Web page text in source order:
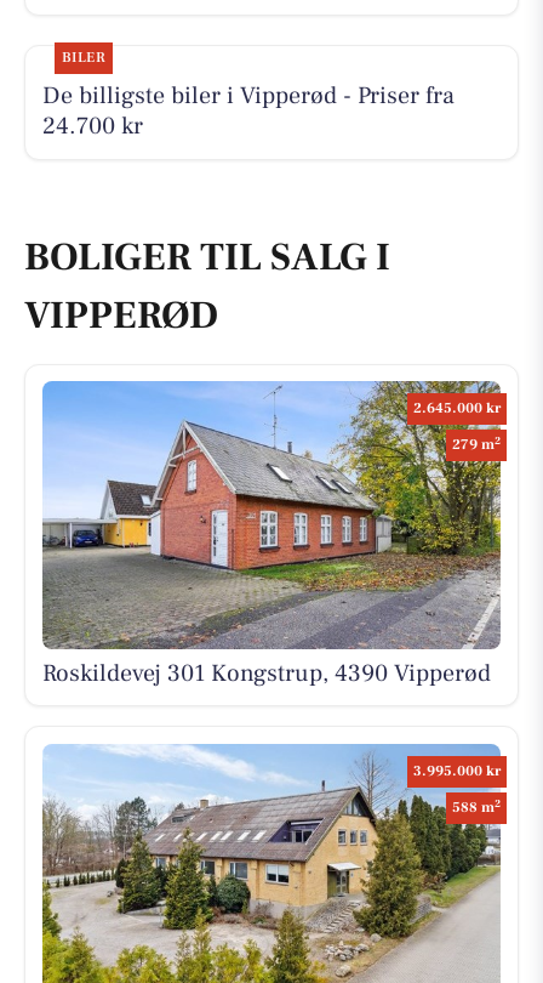
BILER
De billigste biler i Vipperød - Priser fra
24.700 kr
BOLIGER TIL SALG I
VIPPERØD
2.645.000 kr
279 m2
Roskildevej 301 Kongstrup, 4390 Vipperød
3.995.000 kr
588 m2